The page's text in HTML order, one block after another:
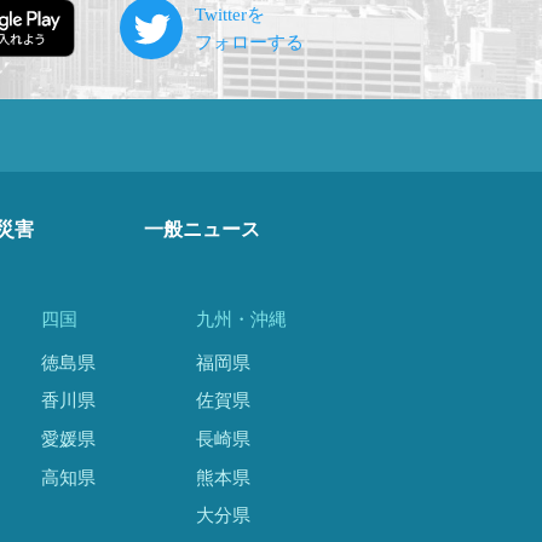
害 一般ニュース
四国
徳島県
香川県
愛媛県
高知県
九州・沖縄
福岡県
佐賀県
長崎県
熊本県
大分県